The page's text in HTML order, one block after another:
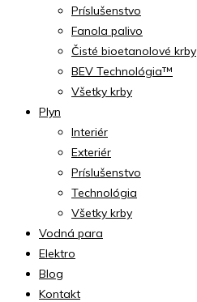
Príslušenstvo
Fanola palivo
Čisté bioetanolové krby
BEV Technológia™
Všetky krby
Plyn
Interiér
Exteriér
Príslušenstvo
Technológia
Všetky krby
Vodná para
Elektro
Blog
Kontakt